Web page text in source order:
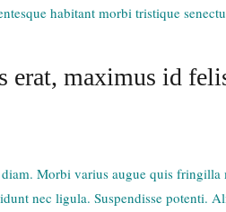
habitant morbi tristique
erat, maximus id
Morbi varius augue quis fringilla
nec ligula. Suspendisse potenti.